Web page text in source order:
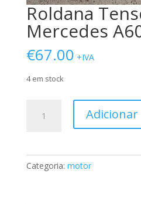
Roldana
Mercedes
€67.00 +IVA
4 em stock
A6012000770
Adicionar
Categoria: motor